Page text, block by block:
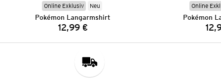
Online Exklusiv Neu
Pokémon Langarmshirt
Preis:
12,99 €
Online
Pokémon